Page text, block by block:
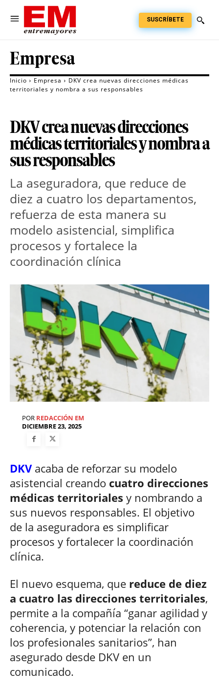
SUSCRÍBETE
Empresa
Inicio Empresa
DKV crea nuevas direcciones médicas
territoriales y nombra a sus responsables
DKV crea nuevas direcciones
médicas territoriales y nombra a
sus responsables
La aseguradora, que reduce de
diez a cuatro los departamentos,
refuerza de esta manera su
modelo asistencial, simplifica
procesos y fortalece la
coordinación clínica
POR REDACCIÓN EM
DICIEMBRE 23, 2025
DKVacaba de reforzar su modelo
asistencial creando cuatro direcciones
médicas territoriales y nombrando a
sus nuevos responsables. El objetivo
de la aseguradora es simplificar
procesos y fortalecer la coordinación
clínica.
El nuevo esquema, que reduce de diez
a cuatro las direcciones territoriales,
permite a la compañía “ganar agilidad y
coherencia, y potenciar la relación con
los profesionales sanitarios”, han
asegurado desde DKV en un
comunicado.